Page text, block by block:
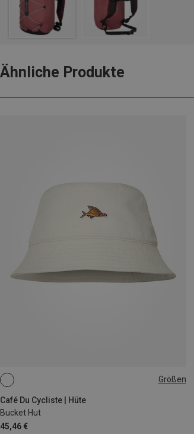
Ähnliche Produkte
Größen
Café Du Cycliste | Hüte
Bucket Hut
45,46 €
S